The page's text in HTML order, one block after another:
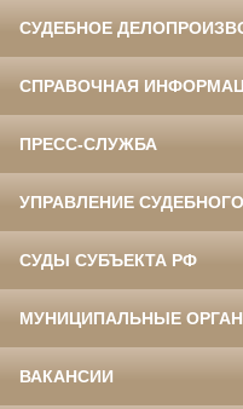
СУДЕБНОЕ
СПРАВОЧНАЯ
ПРЕСС-СЛУЖБА
УПРАВЛЕНИЕ
СУДЫ СУБЪЕКТА РФ
МУНИЦИПАЛЬНЫЕ
ВАКАНСИИ